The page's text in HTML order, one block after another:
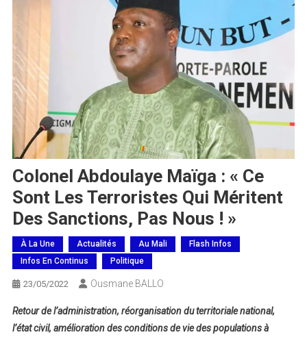
Colonel Abdoulaye Maïga : « Ce
Sont Les Terroristes Qui Méritent
Des Sanctions, Pas Nous ! »
À La Une Actualités Au Mali
Flash Infos
Infos En Continus
Politique
23/05/2022 Ousmane BALLO
Retour de l’administration, réorganisation du territoriale national,
l’état civil, amélioration des conditions de vie des populations à